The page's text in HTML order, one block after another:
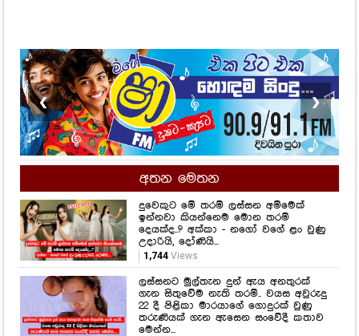
❮ ❯
අතන මෙතන
දුවෙකුට මේ තරම් ලස්සන අම්මෙක්
ඉන්නවා කියන්නෙම මොන තරම්
දෙයක්ද..? අක්කා - නගෝ වගේ ළං වුණු
උදාරියි, දෝණියි...
1,744Views
ලස්සනට මුල්තැන දුන් ඇය අනතුරක්
ගැන සිතුවේම නැති තරම්.. වයස අවුරුදු
22 දී පිළිකා මාරයාගේ ගොදුරක් වුණු
තරුණියක් ගැන ඇසෙන සංවේදී කතාව
මෙන්න...